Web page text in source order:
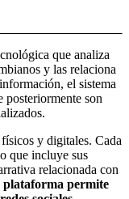
que analiza
y las relaciona
el sistema
posteriormente son
y digitales. Cada
que incluye sus
relacionada con
plataforma permite